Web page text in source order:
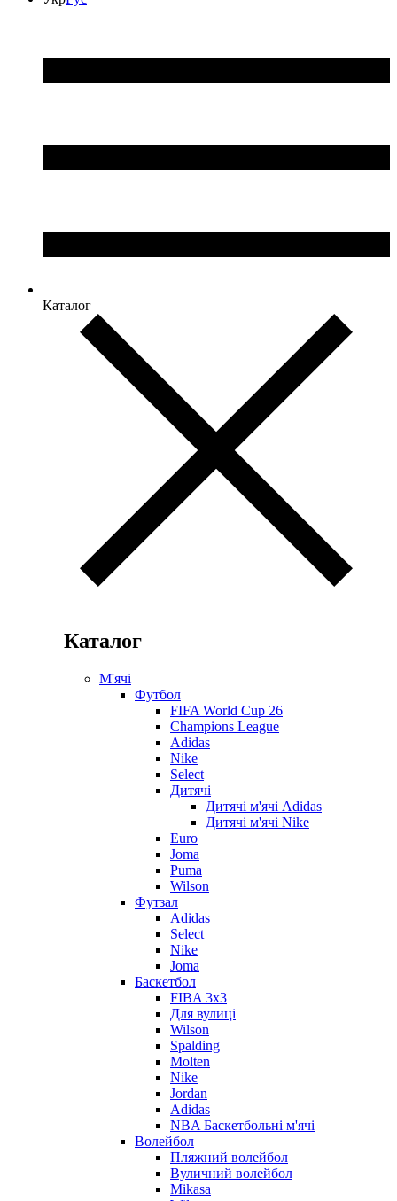
Каталог
Каталог
М'ячі
Футбол
FIFA World Cup 26
Champions League
Adidas
Nike
Select
Дитячі
Дитячі м'ячі Adidas
Дитячі м'ячі Nike
Euro
Joma
Puma
Wilson
Футзал
Adidas
Select
Nike
Joma
Баскетбол
FIBA 3x3
Для вулиці
Wilson
Spalding
Molten
Nike
Jordan
Adidas
NBA Баскетбольні м'ячі
Волейбол
Пляжний волейбол
Вуличний волейбол
Mikasa